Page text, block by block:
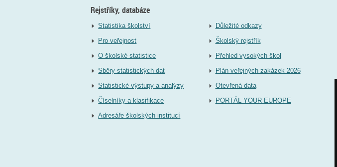
Rejstříky, databáze
Statistika školství
Pro veřejnost
O školské statistice
Sběry statistických dat
Statistické výstupy a analýzy
Číselníky a klasifikace
Adresáře školských institucí
Důležité odkazy
Školský rejstřík
Přehled vysokých škol
Plán veřejných zakázek 2026
Otevřená data
PORTÁL YOUR EUROPE